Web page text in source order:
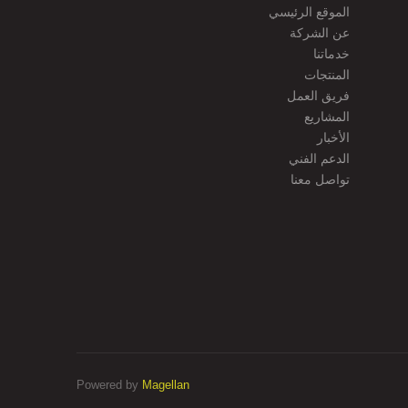
الموقع الرئيسي
عن الشركة
خدماتنا
المنتجات
فريق العمل
المشاريع
الأخبار
الدعم الفني
تواصل معنا
Powered by Magellan